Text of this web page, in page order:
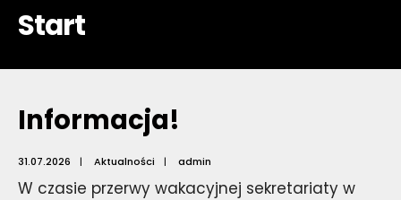
Start
Informacja!
31.07.2026 | Aktualności | admin
W czasie przerwy wakacyjnej sekretariaty w